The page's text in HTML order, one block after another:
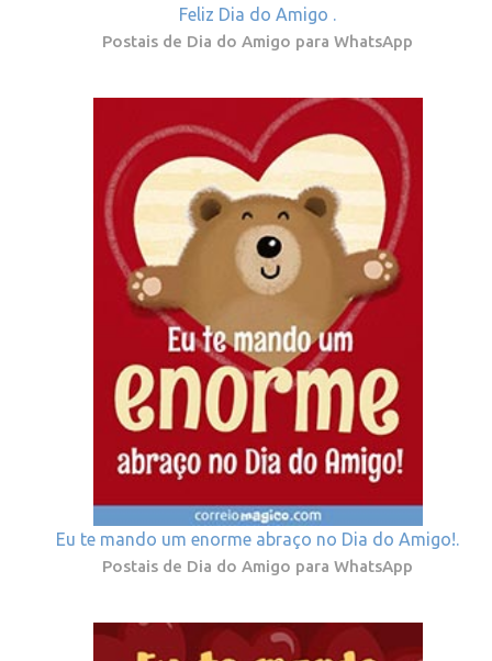
Feliz Dia do Amigo .
Postais de Dia do Amigo para WhatsApp
Eu te mando um enorme abraço no Dia do Amigo!.
Postais de Dia do Amigo para WhatsApp